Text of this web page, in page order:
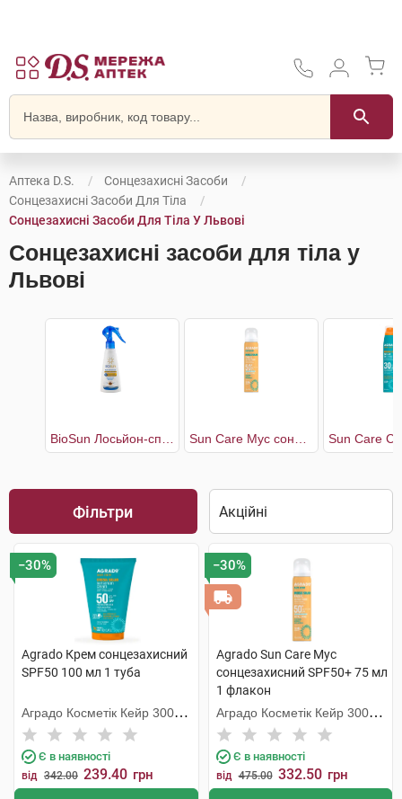
Аптека D.S.
Сонцезахисні Засоби
Сонцезахисні Засоби Для Тіла
Сонцезахисні Засоби Для Тіла У Львові
Сонцезахисні засоби для тіла у
Львові
Фільтри
−30%
Agrado Крем сонцезахисний
SPF50 100 мл 1 туба
Аградо Косметік Кейр 3000
С.Л.У.
Є в наявності
від 342.00 239.40 грн
−30%
Agrado Sun Care Мус
сонцезахисний SPF50+ 75 мл
1 флакон
Аградо Косметік Кейр 3000
С.Л.У.
Є в наявності
від 475.00 332.50 грн